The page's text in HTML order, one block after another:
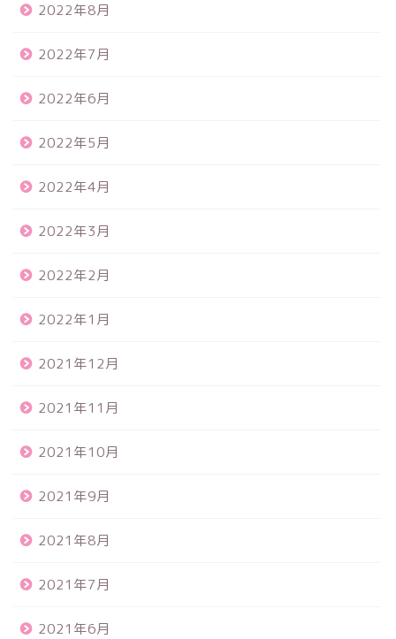
2022年8月
2022年7月
2022年6月
2022年5月
2022年4月
2022年3月
2022年2月
2022年1月
2021年12月
2021年11月
2021年10月
2021年9月
2021年8月
2021年7月
2021年6月